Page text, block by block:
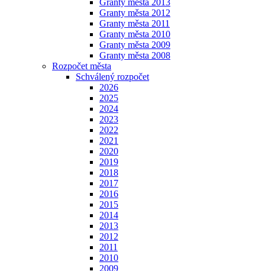
Granty města 2013
Granty města 2012
Granty města 2011
Granty města 2010
Granty města 2009
Granty města 2008
Rozpočet města
Schválený rozpočet
2026
2025
2024
2023
2022
2021
2020
2019
2018
2017
2016
2015
2014
2013
2012
2011
2010
2009